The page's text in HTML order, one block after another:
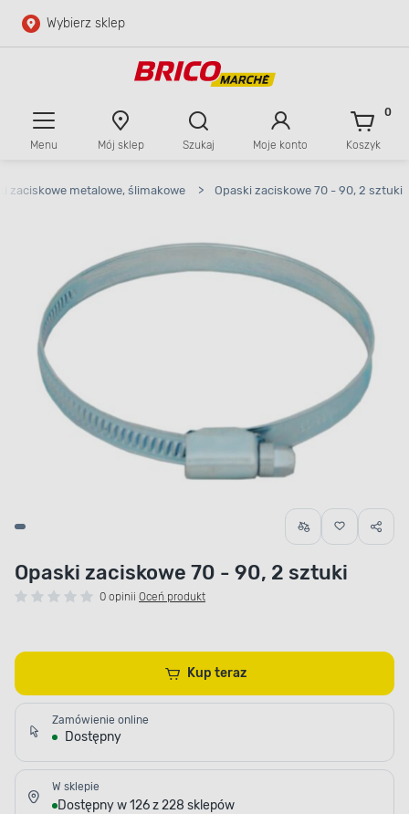
Przejdź do głównej zawartości
Wybierz sklep
Menu Mój sklep Szukaj Moje konto Koszyk
0
zaciskowe metalowe, ślimakowe > Opaski zaciskowe 70 - 90, 2 sztuki
Opaski zaciskowe 70 - 90, 2 sztuki
0 opinii Oceń produkt
Kup teraz
Zamówienie online
Dostępny
W sklepie
Dostępny w 126 z 228 sklepów